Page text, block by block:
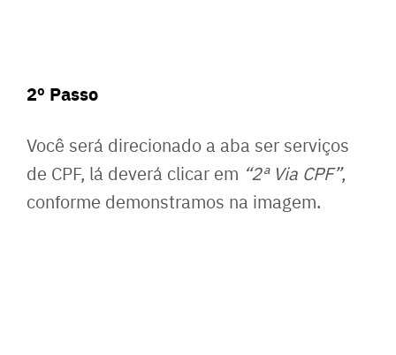
2º Passo
Você será direcionado a aba ser serviços
de CPF, lá deverá clicar em “2ª Via CPF”,
conforme demonstramos na imagem.